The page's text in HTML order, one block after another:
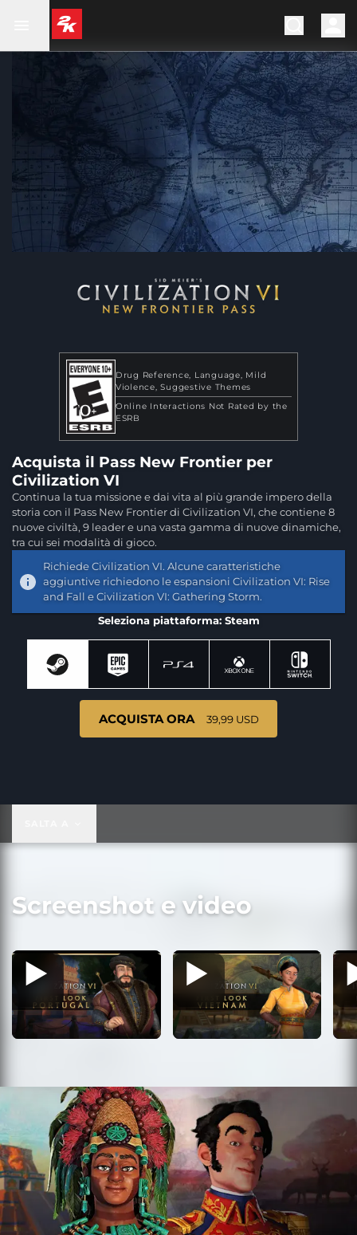
Drug Reference Language
Mild
Violence Suggestive Themes
Online Interactions Not Rated by the
ESRB
Acquista il Pass New Frontier per
Civilization VI
Continua la tua missione e dai vita al più grande impero della
storia con il Pass New Frontier di Civilization VI, che contiene 8
nuove civiltà, 9 leader e una vasta gamma di nuove dinamiche,
tra cui sei modalità di gioco.
Richiede Civilization VI. Alcune caratteristiche
aggiuntive richiedono le espansioni Civilization VI: Rise
and Fall e Civilization VI: Gathering Storm.
Seleziona piattaforma: Steam
ACQUISTA ORA 39,99 USD
Screenshot e video